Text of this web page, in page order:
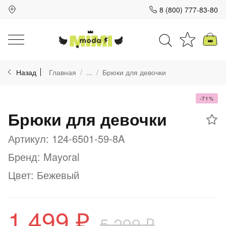
8 (800) 777-83-80
Назад Главная ... Брюки для девочки
-71%
Брюки для девочки
Артикул: 124-6501-59-8A
Бренд: Mayoral
Цвет: Бежевый
Для клиентов всех банков
Разбейте
без переплат
График платежей